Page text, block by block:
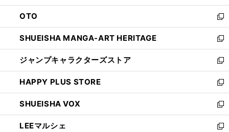
ウ
で
開
く
ン
ド
ウ
で
開
く
OTO
新
し
い
ウ
ィ
ン
ド
ウ
で
開
く
SHUEISHA MANGA-ART HERITAGE
新
し
い
ウ
ィ
ン
ド
ウ
で
ジャンプキャラクターズストア
新
し
い
ウ
ィ
ン
ド
HAPPY PLUS STORE
新
し
い
ウ
ィ
SHUEISHA VOX
新
し
い
LEEマルシェ
新